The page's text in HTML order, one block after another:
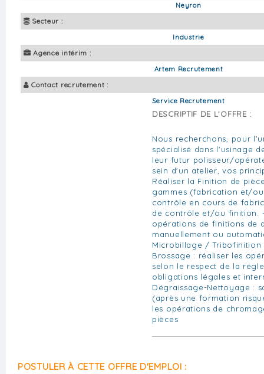
Neyron
Secteur :
Industrie
Agence intérim :
Artem Recrutement
Contact recrutement :
Service Recrutement
DESCRIPTIF DE L'OFFRE :
Nous recherchons, pour
spécialisé dans l'usinage
leur futur polisseur/
sein d'un atelier, vos
Réaliser la Finition de
gammes (fabrication et/
contrôle en cours de
de contrôle et/ou finition.
opérations de finitions de
manuellement ou
Microbillage /
Brossage : réaliser les
selon le respect de la
obligations légales et
Dégraissage-Nettoyage :
(après une formation
les opérations de
pièces
POSTULER À CETTE OFFRE D'EMPLOI :